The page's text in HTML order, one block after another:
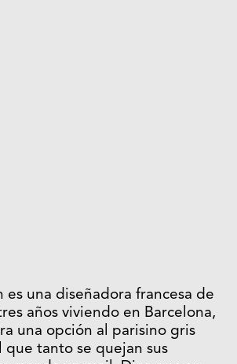
es una diseñadora francesa de
años viviendo en Barcelona,
una opción al parisino gris
que tanto se quejan sus